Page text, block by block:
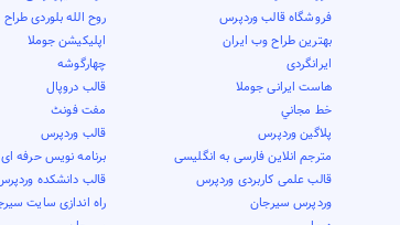
فروشگاه قالب وردپرس
روح الله بلوردی
بهترین طراح وب ایران
اپلیکیشن جوملا
ایرانگردی
چهارگوشه
هاست ایرانی جوملا
قالب دروپال
خط مجاني
مفت فونٹ
پلاگین وردپرس
قالب وردپرس
مترجم انلاین فارسی به انگلیسی
برنامه نویس حرفه ای Php
قالب علمی کاربردی وردپرس
قالب دانشکده
وردپرس سیرجان
راه اندازی سایت